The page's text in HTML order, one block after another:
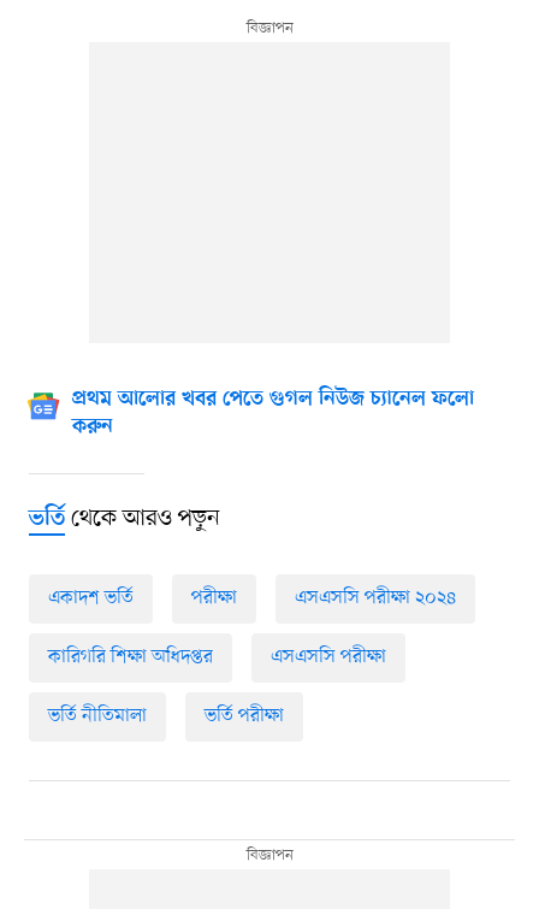
প্রথম আলোর খবর পেতে গুগল নিউজ চ্যানেল ফলো
করুন
ভর্তিথেকে আরও পড়ুন
একাদশ ভর্তি পরীক্ষা এসএসসি পরীক্ষা ২০২৪
কারিগরি শিক্ষা অধিদপ্তর এসএসসি পরীক্ষা
ভর্তি নীতিমালা ভর্তি পরীক্ষা